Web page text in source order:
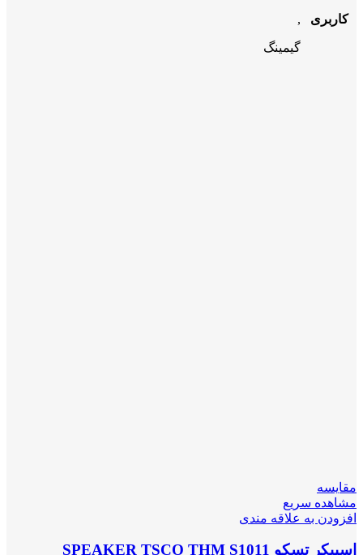
کاربری
,
گیمینگ
مقایسه
مشاهده سریع
افزودن به علاقه مندی
اسپیکر تسکو SPEAKER TSCO THM S1011